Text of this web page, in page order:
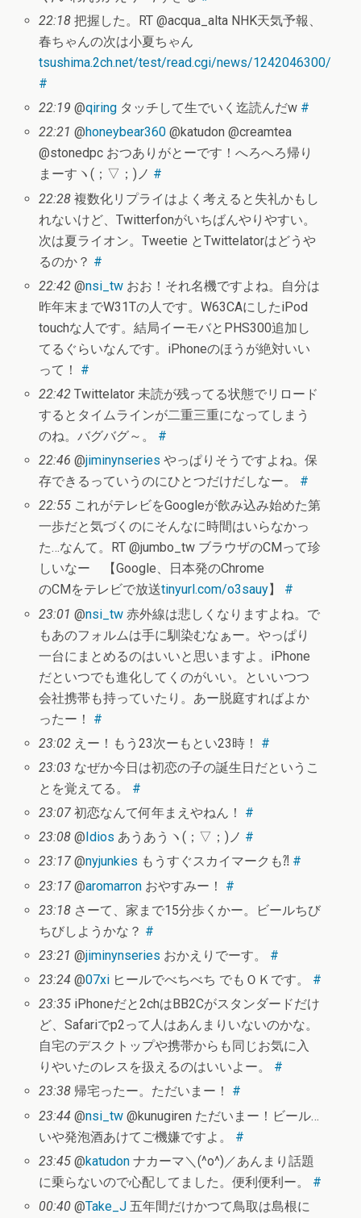
22:18 把握した。RT @acqua_alta NHK天気予報、
春ちゃんの次は小夏ちゃん
tsushima.2ch.net/test/read.cgi/news/1242046300/
#
22:19 @qiring タッチして生でいく迄読んだw #
22:21 @honeybear360 @katudon @creamtea
@stonedpc おつありがとーです！へろへろ帰り
まーすヽ(；▽；)ノ #
22:28 複数化リプライはよく考えると失礼かもし
れないけど、Twitterfonがいちばんやりやすい。
次は夏ライオン。Tweetie とTwittelatorはどうや
るのか？ #
22:42 @nsi_tw おお！それ名機ですよね。自分は
昨年末までW31Tの人です。W63CAにしたiPod
touchな人です。結局イーモバとPHS300追加し
てるぐらいなんです。iPhoneのほうが絶対いい
って！ #
22:42 Twittelator 未読が残ってる状態でリロード
するとタイムラインが二重三重になってしまう
のね。バグバグ～。 #
22:46 @jiminynseries やっぱりそうですよね。保
存できるっていうのにひとつだけだしなー。 #
22:55 これがテレビをGoogleが飲み込み始めた第
一歩だと気づくのにそんなに時間はいらなかっ
た…なんて。RT @jumbo_tw ブラウザのCMって珍
しいなー 【Google、日本発のChrome
のCMをテレビで放送tinyurl.com/o3sauy】 #
23:01 @nsi_tw 赤外線は悲しくなりますよね。で
もあのフォルムは手に馴染むなぁー。やっぱり
一台にまとめるのはいいと思いますよ。iPhone
だといつでも進化してくのがいい。といいつつ
会社携帯も持っていたり。あー脱庭すればよか
ったー！ #
23:02 えー！もう23次ーもとい23時！ #
23:03 なぜか今日は初恋の子の誕生日だというこ
とを覚えてる。 #
23:07 初恋なんて何年まえやねん！ #
23:08 @ Idios あうあうヽ(；▽；)ノ #
23:17 @nyjunkies もうすぐスカイマークも⁈ #
23:17 @aromarron おやすみー！ #
23:18 さーて、家まで15分歩くかー。ビールちび
ちびしようかな？ #
23:21 @jiminynseries おかえりでーす。 #
23:24 @07xi ヒールでべちべち でもＯＫです。 #
23:35 iPhoneだと2chはBB2Cがスタンダードだけ
ど、Safariでp2って人はあんまりいないのかな。
自宅のデスクトップや携帯からも同じお気に入
りやいたのレスを扱えるのはいいよー。 #
23:38 帰宅ったー。ただいまー！ #
23:44 @nsi_tw @kunugiren ただいまー！ビール…
いや発泡酒あけてご機嫌ですよ。 #
23:45 @katudon ナカーマ＼(^o^)／あんまり話題
に乗らないので心配してました。便利便利ー。 #
00:40 @Take_J 五年間だけかつて鳥取は島根に